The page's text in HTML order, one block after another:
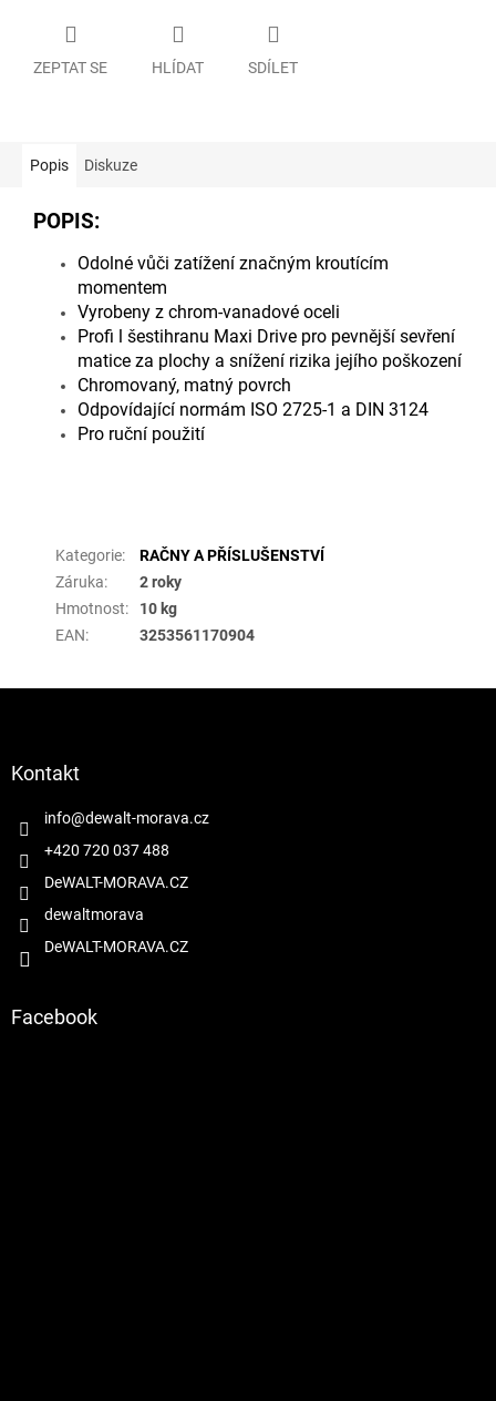
ZEPTAT SE HLÍDAT SDÍLET
Popis Diskuze
POPIS:
Odolné vůči zatížení značným kroutícím
momentem
Vyrobeny z chrom-vanadové oceli
Profi l šestihranu Maxi Drive pro pevnější sevření
matice za plochy a snížení rizika jejího poškození
Chromovaný, matný povrch
Odpovídající normám ISO 2725-1 a DIN 3124
Pro ruční použití
Kategorie:
RAČNY A PŘÍSLUŠENSTVÍ
Záruka:
2 roky
Hmotnost:
10 kg
EAN: 3253561170904
Kontakt
info@dewalt-morava.cz
+420 720 037 488
DeWALT-MORAVA.CZ
dewaltmorava
DeWALT-MORAVA.CZ
Facebook